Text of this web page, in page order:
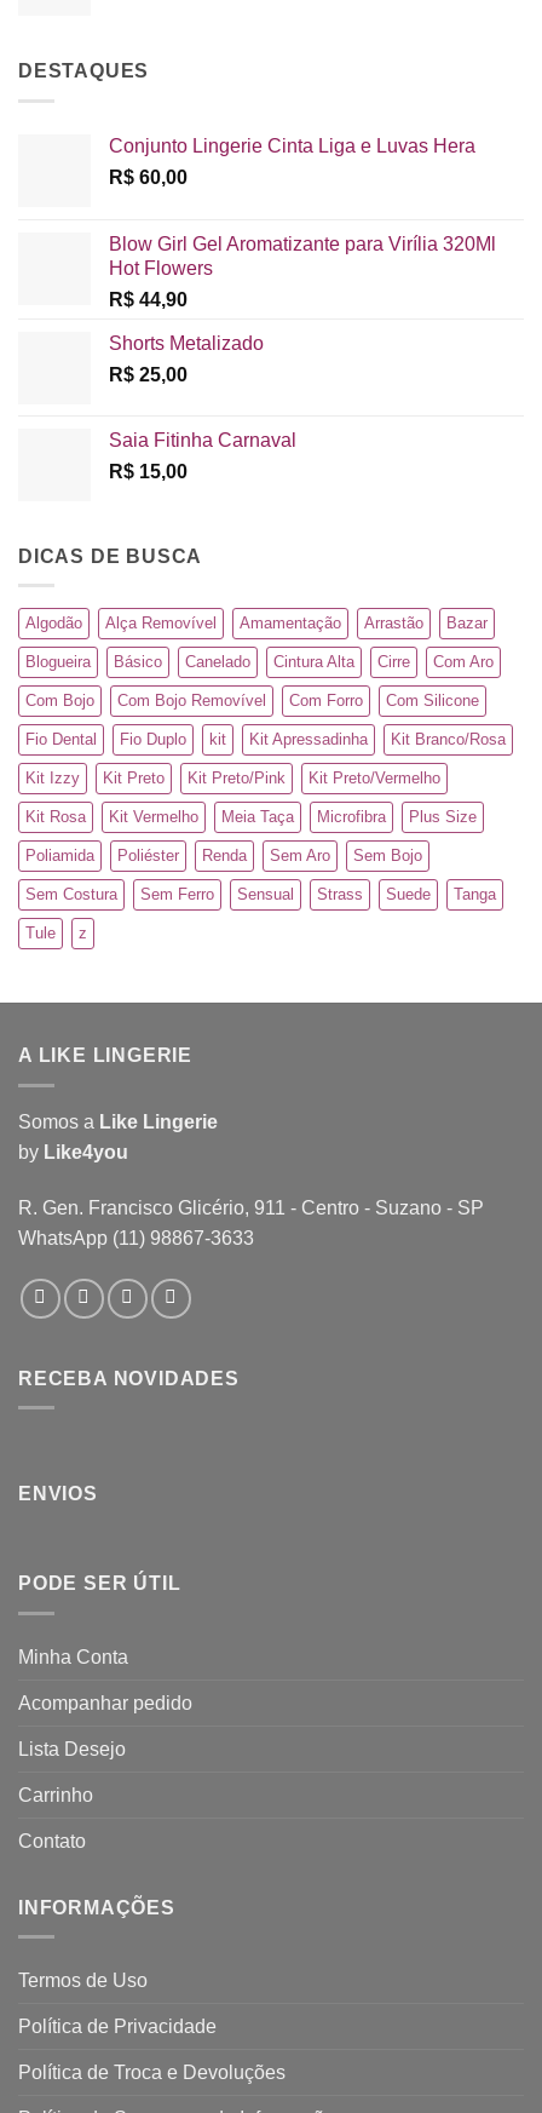
DESTAQUES
Conjunto Lingerie Cinta Liga e Luvas Hera
R$ 60,00
Blow Girl Gel Aromatizante para Virília 320Ml
Hot Flowers
R$ 44,90
Shorts Metalizado
R$ 25,00
Saia Fitinha Carnaval
R$ 15,00
DICAS DE BUSCA
Algodão Alça Removível Amamentação Arrastão Bazar
Blogueira Básico Canelado Cintura Alta Cirre Com Aro
Com Bojo Com Bojo Removível Com Forro Com Silicone
Fio Dental Fio Duplo kit Kit Apressadinha Kit Branco/Rosa
Kit Izzy Kit Preto Kit Preto/Pink Kit Preto/Vermelho
Kit Rosa Kit Vermelho Meia Taça Microfibra Plus Size
Poliamida Poliéster Renda Sem Aro Sem Bojo
Sem Costura Sem Ferro Sensual Strass Suede Tanga
Tule z
A LIKE LINGERIE
Somos a Like Lingerie
by Like4you
R. Gen. Francisco Glicério, 911 - Centro - Suzano - SP
WhatsApp (11) 98867-3633
RECEBA NOVIDADES
ENVIOS
PODE SER ÚTIL
Minha Conta
Acompanhar pedido
Lista Desejo
Carrinho
Contato
INFORMAÇÕES
Termos de Uso
Política de Privacidade
Política de Troca e Devoluções